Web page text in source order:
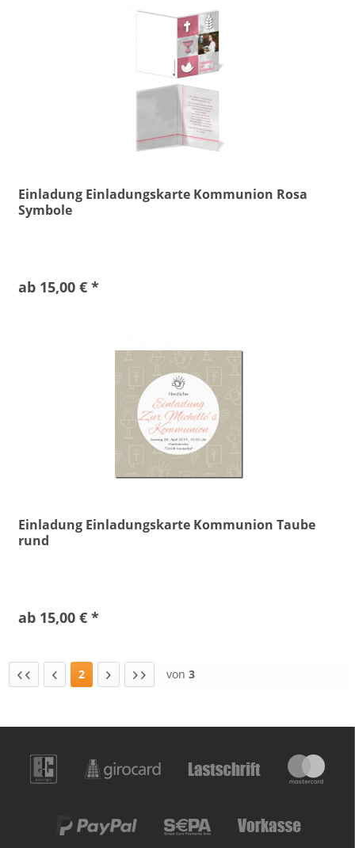
Einladung Einladungskarte Kommunion Rosa
Symbole
ab 15,00 € *
Einladung Einladungskarte Kommunion Taube
rund
ab 15,00 € *
2 von 3